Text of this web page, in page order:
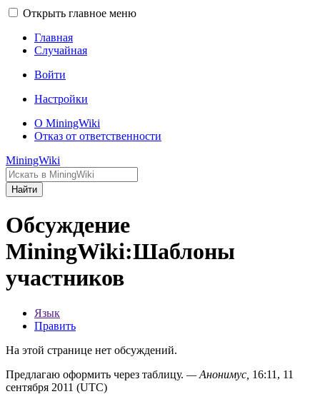
Открыть главное меню
Главная
Случайная
Войти
Настройки
О MiningWiki
Отказ от ответственности
MiningWiki
Найти
Обсуждение
MiningWiki:Шаблоны
участников
Язык
Править
На этой странице нет обсуждений.
Предлагаю оформить через таблицу. — Анонимус, 16:11, 11
сентября 2011 (UTC)